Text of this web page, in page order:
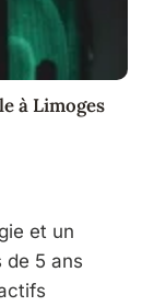
à Limoges
et un
de 5 ans